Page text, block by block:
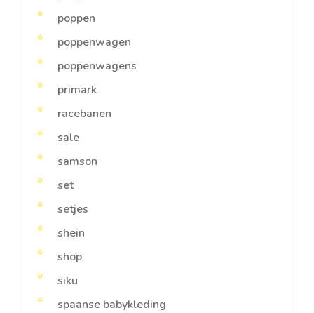
poppen
poppenwagen
poppenwagens
primark
racebanen
sale
samson
set
setjes
shein
shop
siku
spaanse babykleding